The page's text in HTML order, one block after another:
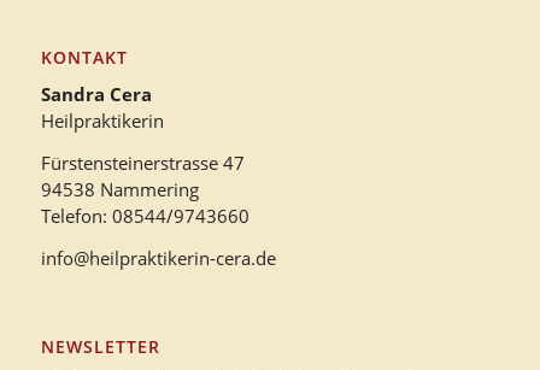
KONTAKT
Sandra Cera
Heilpraktikerin
Fürstensteinerstrasse 47
94538 Nammering
Telefon: 08544/9743660
info@heilpraktikerin-cera.de
NEWSLETTER